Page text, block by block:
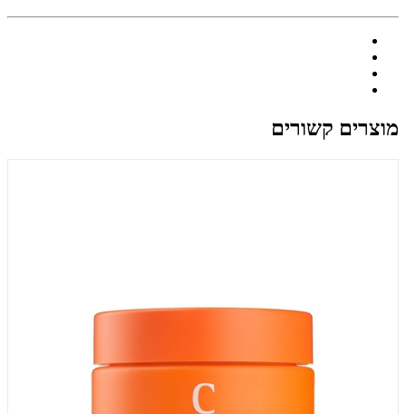
מוצרים קשורים